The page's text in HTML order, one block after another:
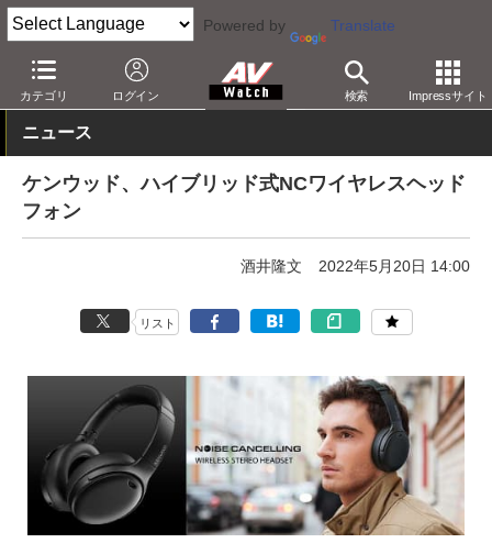
Powered by Translate
カテゴリ ログイン 検索 Impressサイト
AV Watch 製品 ヘッドフォン JVC
ニュース
ケンウッド、ハイブリッド式NCワイヤレスヘッド
フォン
酒井隆文 2022年5月20日 14:00
リスト